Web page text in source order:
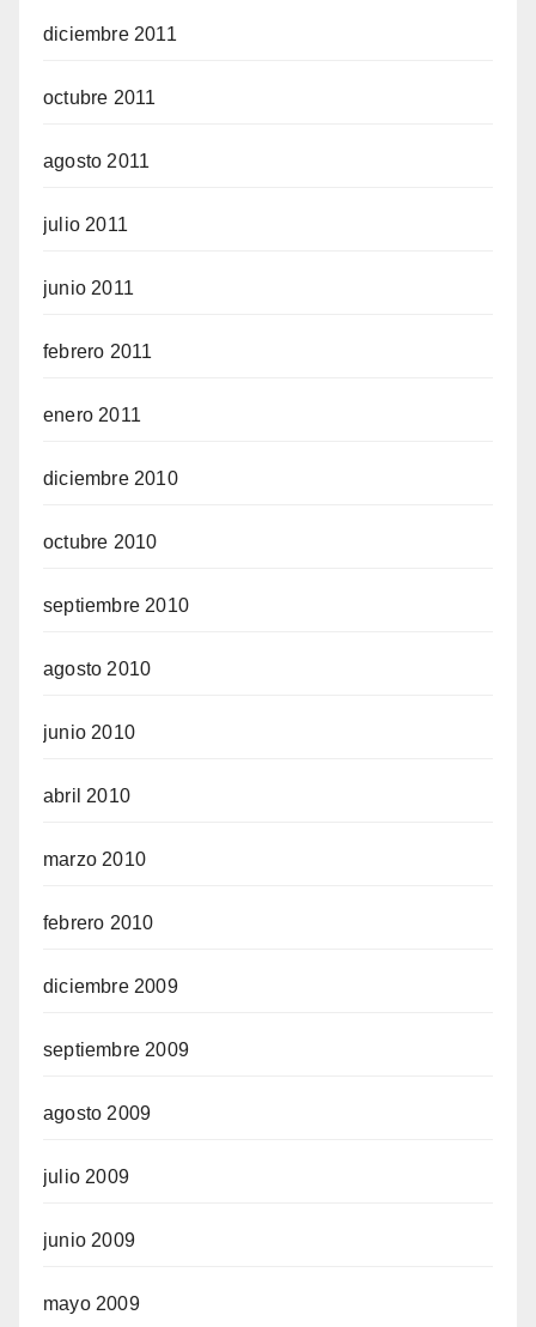
diciembre 2011
octubre 2011
agosto 2011
julio 2011
junio 2011
febrero 2011
enero 2011
diciembre 2010
octubre 2010
septiembre 2010
agosto 2010
junio 2010
abril 2010
marzo 2010
febrero 2010
diciembre 2009
septiembre 2009
agosto 2009
julio 2009
junio 2009
mayo 2009